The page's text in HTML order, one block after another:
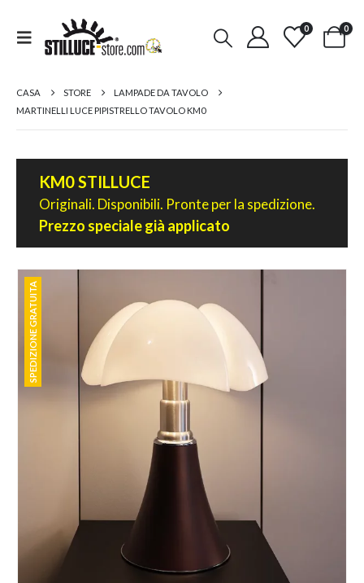
0 0
CASA STORE
LAMPADE DA TAVOLO
MARTINELLI LUCE PIPISTRELLO TAVOLO KM0
KM0 STILLUCE
Originali. Disponibili. Pronte per la spedizione.
Prezzo speciale già applicato
SPEDIZIONE GRATUITA
SPEDIZIONE GRATUITA